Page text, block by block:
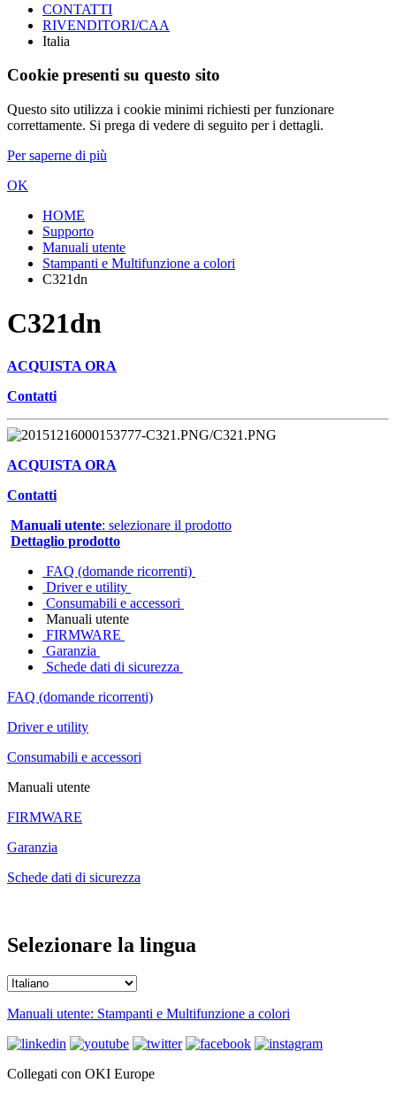
CONTATTI
RIVENDITORI/CAA
Italia
Cookie presenti su questo sito
Questo sito utilizza i cookie minimi richiesti per funzionare
correttamente. Si prega di vedere di seguito per i dettagli.
Per saperne di più
OK
HOME
Supporto
Manuali utente
Stampanti e Multifunzione a colori
C321dn
C321dn
ACQUISTA ORA
Contatti
ACQUISTA ORA
Contatti
Manuali utente: selezionare il prodotto
Dettaglio prodotto
FAQ (domande ricorrenti)
Driver e utility
Consumabili e accessori
Manuali utente
FIRMWARE
Garanzia
Schede dati di sicurezza
FAQ (domande ricorrenti)
Driver e utility
Consumabili e accessori
Manuali utente
FIRMWARE
Garanzia
Schede dati di sicurezza
Selezionare la lingua
Manuali utente: Stampanti e Multifunzione a colori
Collegati con OKI Europe